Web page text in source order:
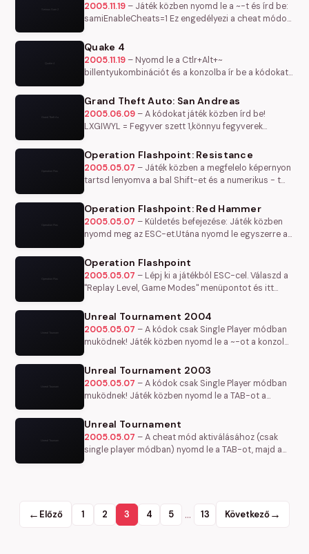
2005.11.19 – Játék közben nyomd le a ~-t és írd be:
samiEnableCheats=1 Ez engedélyezi a cheat módot.
és az Esc gombbal…
Quake 4
2005.11.19 – Nyomd le a Ctlr+Alt+~
billentyukombinációt és a konzolba ír be a kódokat
noclip - átjárás a falakon freeze -…
Grand Theft Auto: San Andreas
2005.06.09 –A kódokat játék közben írd be!
LXGIWYL = Fegyver szett 1,könnyu fegyverek
UZUMYMW = Weapon Set 3, nehéz fegyverek…
Operation Flashpoint: Resistance
2005.05.07 – Játék közben a megfelelo képernyon
tartsd lenyomva a bal Shift-et és a numerikus - t
(bárhol haszmálható)…
Operation Flashpoint: Red Hammer
2005.05.07 – Küldetés befejezése: Játék közben
nyomd meg az ESC-et.Utána nyomd le egyszerre a
és írd be: endmission
Operation Flashpoint
2005.05.07 – Lépj ki a játékból ESC-cel. Válaszd a
"Replay Level, Game Modes" menüpontot és itt
fegyver választható…
Unreal Tournament 2004
2005.05.07 –A kódok csak Single Player módban
muködnek! Játék közben nyomd le a ~-ot a konzol
amphibious - vízalatti…
Unreal Tournament 2003
2005.05.07 –A kódok csak Single Player módban
muködnek! Játék közben nyomd le a TAB-ot a
isten mód amphibious - vízalatti…
Unreal Tournament
2005.05.07 –A cheat mód aktiválásához (csak
single player módban) nyomd le a TAB-ot, majd a
← Előző 1 2 3 4 5 … 13 Következő→